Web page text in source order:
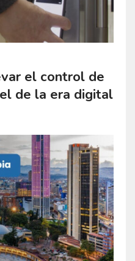
el control de
de la era digital